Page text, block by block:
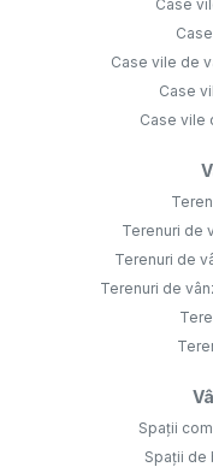
Case
Case vile de
Case
Case vile
Terenuri de
Terenuri de
Terenuri de
Spații
Spații de